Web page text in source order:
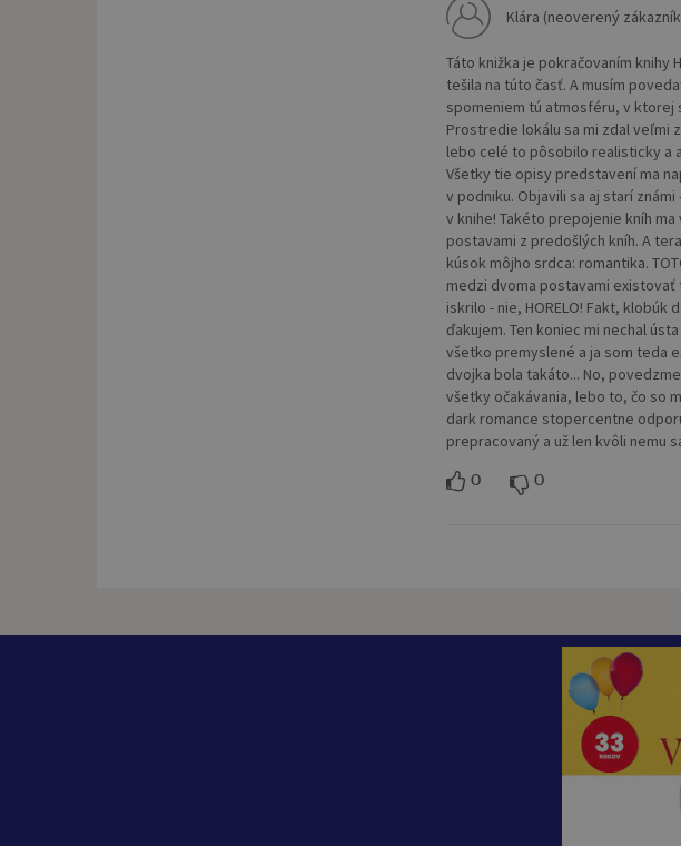
Klára (neoverený
Táto knižka je pokračovaním knihy
tešila na túto časť. A musím
spomeniem tú atmosféru, v ktorej
Prostredie lokálu sa mi zdal veľmi
lebo celé to pôsobilo realisticky a
Všetky tie opisy predstavení ma
v podniku. Objavili sa aj starí
v knihe! Takéto prepojenie kníh
postavami z predošlých kníh. A
kúsok môjho srdca: romantika.
medzi dvoma postavami existovať
iskrilo - nie, HORELO! Fakt,
ďakujem. Ten koniec mi nechal
všetko premyslené a ja som teda
dvojka bola takáto... No,
všetky očakávania, lebo to, čo so
dark romance stopercentne
prepracovaný a už len kvôli nemu
0 0